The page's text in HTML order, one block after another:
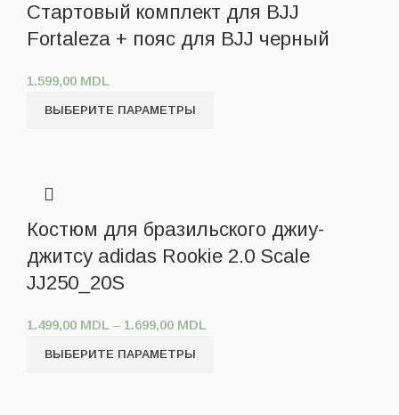
Стартовый комплект для BJJ
Fortaleza + пояс для BJJ черный
1.599,00 MDL
ВЫБЕРИТЕ ПАРАМЕТРЫ
Костюм для бразильского джиу-
джитсу adidas Rookie 2.0 Scale
JJ250_20S
1.499,00 MDL – 1.699,00 MDL
ВЫБЕРИТЕ ПАРАМЕТРЫ